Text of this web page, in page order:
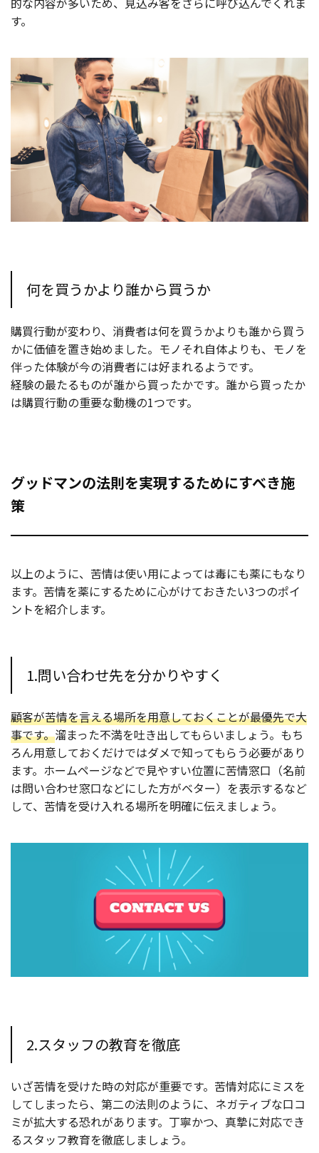
す。
何を買うかより誰から買うか
購買行動が変わり、消費者は何を買うかよりも誰から買う
かに価値を置き始めました。モノそれ自体よりも、モノを
伴った体験が今の消費者には好まれるようです。
経験の最たるものが誰から買ったかです。誰から買ったか
は購買行動の重要な動機の1つです。
グッドマンの法則を実現するためにすべき施
策
以上のように、苦情は使い用によっては毒にも薬にもなり
ます。苦情を薬にするために心がけておきたい3つのポイ
ントを紹介します。
1.問い合わせ先を分かりやすく
顧客が苦情を言える場所を用意しておくことが最優先で大
事です。溜まった不満を吐き出してもらいましょう。もち
ろん用意しておくだけではダメで知ってもらう必要があり
ます。ホームページなどで見やすい位置に苦情窓口（名前
は問い合わせ窓口などにした方がベター）を表示するなど
して、苦情を受け入れる場所を明確に伝えましょう。
2.スタッフの教育を徹底
いざ苦情を受けた時の対応が重要です。苦情対応にミスを
してしまったら、第二の法則のように、ネガティブな口コ
ミが拡大する恐れがあります。丁寧かつ、真摯に対応でき
るスタッフ教育を徹底しましょう。